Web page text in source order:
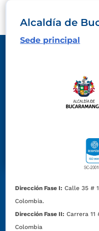
Alcaldía de
Sede principal
Dirección Fase I: Calle 35 #
Colombia.
Dirección Fase II: Carrera 11
Colombia